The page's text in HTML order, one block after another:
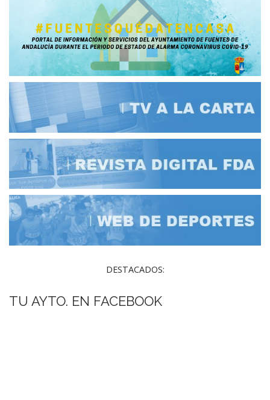
DESTACADOS:
TU AYTO. EN FACEBOOK